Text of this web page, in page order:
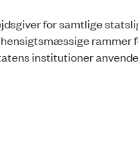
for samtlige
rammer
institutioner